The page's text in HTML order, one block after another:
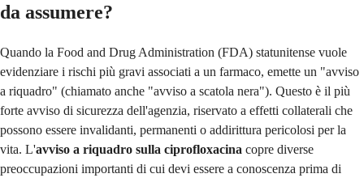
da assumere?
Quando la Food and Drug Administration (FDA) statunitense vuole
evidenziare i rischi più gravi associati a un farmaco, emette un "avviso
a riquadro" (chiamato anche "avviso a scatola nera"). Questo è il più
forte avviso di sicurezza dell'agenzia, riservato a effetti collaterali che
possono essere invalidanti, permanenti o addirittura pericolosi per la
vita. L'avviso a riquadro sulla ciprofloxacina copre diverse
preoccupazioni importanti di cui devi essere a conoscenza prima di